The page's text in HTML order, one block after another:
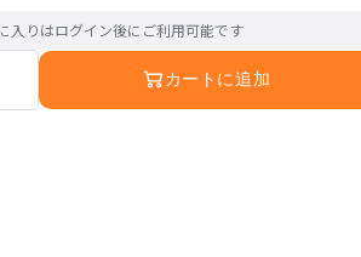
入りはログイン後にご利用可能です
カートに追加